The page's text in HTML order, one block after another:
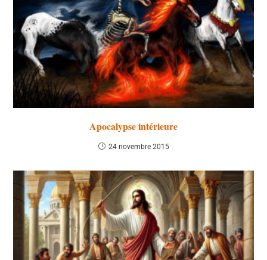
Apocalypse intérieure
24 novembre 2015